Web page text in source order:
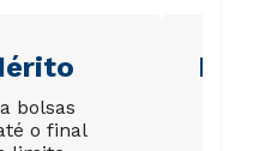
bolsas
o final